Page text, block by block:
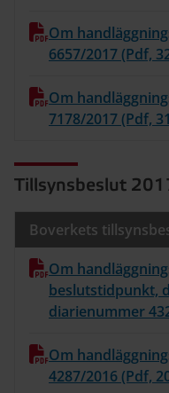
Om
6657/2017 (Pdf,
Om
7178/2017 (Pdf,
Tillsynsbeslut
Boverkets
Om
beslutstidpunkt,
diarienummer
Om
4287/2016 (Pdf,